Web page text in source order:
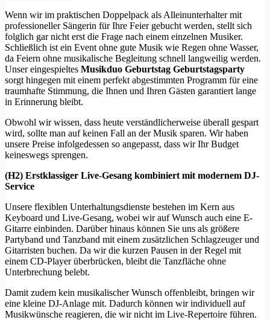
Wenn wir im praktischen Doppelpack als Alleinunterhalter mit
professioneller Sängerin für Ihre Feier gebucht werden, stellt sich
folglich gar nicht erst die Frage nach einem einzelnen Musiker.
Schließlich ist ein Event ohne gute Musik wie Regen ohne Wasser,
da Feiern ohne musikalische Begleitung schnell langweilig werden.
Unser eingespieltes Musikduo Geburtstag Geburtstagsparty
sorgt hingegen mit einem perfekt abgestimmten Programm für eine
traumhafte Stimmung, die Ihnen und Ihren Gästen garantiert lange
in Erinnerung bleibt.
Obwohl wir wissen, dass heute verständlicherweise überall gespart
wird, sollte man auf keinen Fall an der Musik sparen. Wir haben
unsere Preise infolgedessen so angepasst, dass wir Ihr Budget
keineswegs sprengen.
(H2) Erstklassiger Live-Gesang kombiniert mit modernem DJ-
Service
Unsere flexiblen Unterhaltungsdienste bestehen im Kern aus
Keyboard und Live-Gesang, wobei wir auf Wunsch auch eine E-
Gitarre einbinden. Darüber hinaus können Sie uns als größere
Partyband und Tanzband mit einem zusätzlichen Schlagzeuger und
Gitarristen buchen. Da wir die kurzen Pausen in der Regel mit
einem CD-Player überbrücken, bleibt die Tanzfläche ohne
Unterbrechung belebt.
Damit zudem kein musikalischer Wunsch offenbleibt, bringen wir
eine kleine DJ-Anlage mit. Dadurch können wir individuell auf
Musikwünsche reagieren, die wir nicht im Live-Repertoire führen.